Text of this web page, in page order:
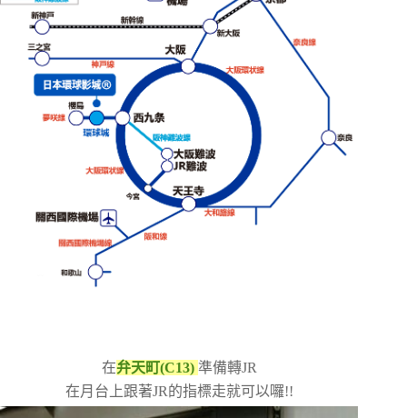
在弁天町(C13) 準備轉JR
在月台上跟著JR的指標走就可以囉!!